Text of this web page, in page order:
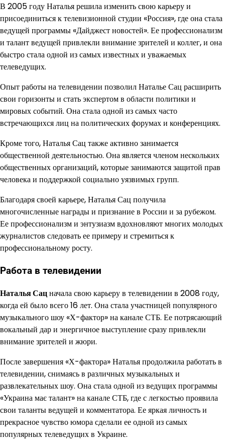
В 2005 году Наталья решила изменить свою карьеру и
присоединиться к телевизионной студии «Россия», где она стала
ведущей программы «Дайджест новостей». Ее профессионализм
и талант ведущей привлекли внимание зрителей и коллег, и она
быстро стала одной из самых известных и уважаемых
телеведущих.
Опыт работы на телевидении позволил Наталье Сац расширить
свои горизонты и стать экспертом в области политики и
мировых событий. Она стала одной из самых часто
встречающихся лиц на политических форумах и конференциях.
Кроме того, Наталья Сац также активно занимается
общественной деятельностью. Она является членом нескольких
общественных организаций, которые занимаются защитой прав
человека и поддержкой социально уязвимых групп.
Благодаря своей карьере, Наталья Сац получила
многочисленные награды и признание в России и за рубежом.
Ее профессионализм и энтузиазм вдохновляют многих молодых
журналистов следовать ее примеру и стремиться к
профессиональному росту.
Работа в телевидении
Наталья Сацначала свою карьеру в телевидении в 2008 году,
когда ей было всего 16 лет. Она стала участницей популярного
музыкального шоу «Х-фактор» на канале СТБ. Ее потрясающий
вокальный дар и энергичное выступление сразу привлекли
внимание зрителей и жюри.
После завершения «Х-фактора» Наталья продолжила работать в
телевидении, снимаясь в различных музыкальных и
развлекательных шоу. Она стала одной из ведущих программы
«Украина має талант» на канале СТБ, где с легкостью проявила
свои таланты ведущей и комментатора. Ее яркая личность и
прекрасное чувство юмора сделали ее одной из самых
популярных телеведущих в Украине.